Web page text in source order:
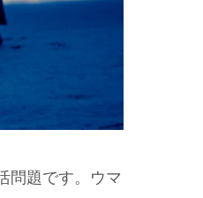
問題です。ウマ